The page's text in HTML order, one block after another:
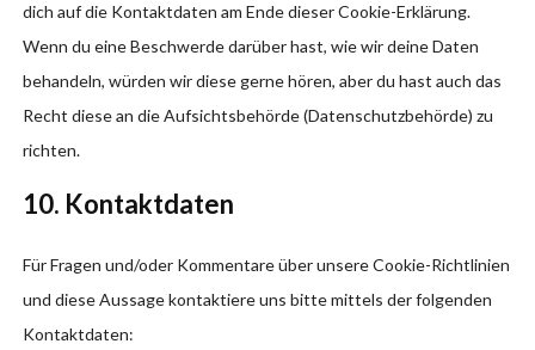
dich auf die Kontaktdaten am Ende dieser Cookie-Erklärung.
Wenn du eine Beschwerde darüber hast, wie wir deine Daten
behandeln, würden wir diese gerne hören, aber du hast auch das
Recht diese an die Aufsichtsbehörde (Datenschutzbehörde) zu
richten.
10. Kontaktdaten
Für Fragen und/oder Kommentare über unsere Cookie-Richtlinien
und diese Aussage kontaktiere uns bitte mittels der folgenden
Kontaktdaten: